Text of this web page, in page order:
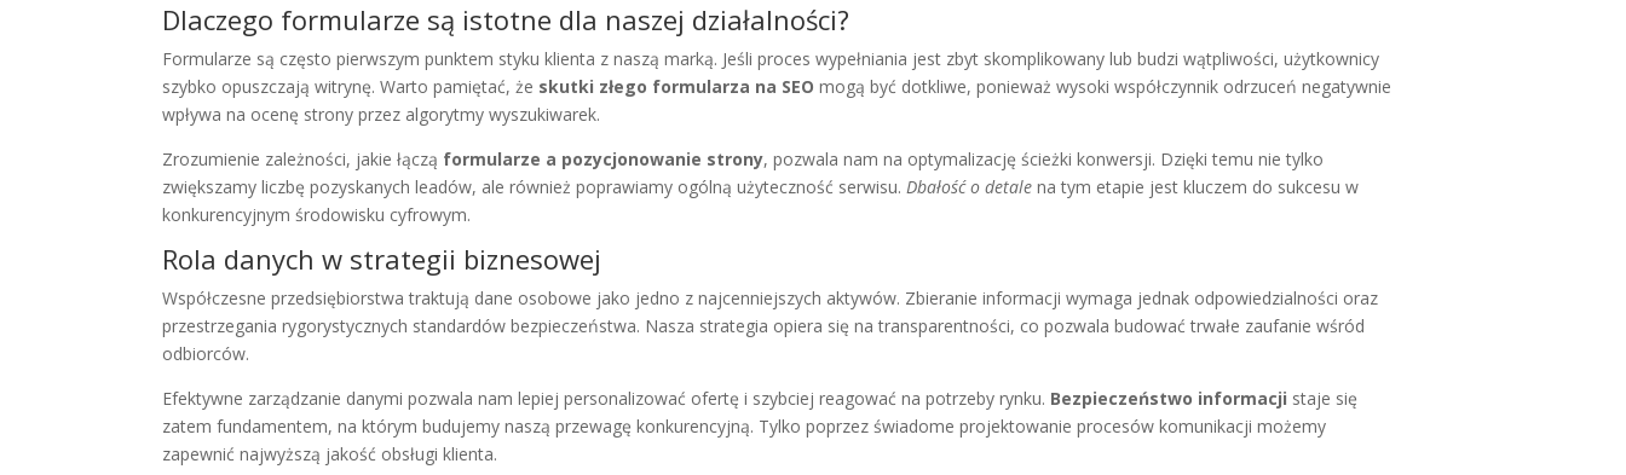
Dlaczego formularze są istotne dla naszej działalności?
Formularze są często pierwszym punktem styku klienta z naszą marką. Jeśli proces wypełniania jest zbyt skomplikowany lub budzi wątpliwości, użytkownicy
szybko opuszczają witrynę. Warto pamiętać, że skutki złego formularza na SEO mogą być dotkliwe, ponieważ wysoki współczynnik odrzuceń negatywnie
wpływa na ocenę strony przez algorytmy wyszukiwarek.
Zrozumienie zależności, jakie łączą formularze a pozycjonowanie strony, pozwala nam na optymalizację ścieżki konwersji. Dzięki temu nie tylko
zwiększamy liczbę pozyskanych leadów, ale również poprawiamy ogólną użyteczność serwisu.Dbałość o detale na tym etapie jest kluczem do sukcesu w
konkurencyjnym środowisku cyfrowym.
Rola danych w strategii biznesowej
Współczesne przedsiębiorstwa traktują dane osobowe jako jedno z najcenniejszych aktywów. Zbieranie informacji wymaga jednak odpowiedzialności oraz
przestrzegania rygorystycznych standardów bezpieczeństwa. Nasza strategia opiera się na transparentności, co pozwala budować trwałe zaufanie wśród
odbiorców.
Efektywne zarządzanie danymi pozwala nam lepiej personalizować ofertę i szybciej reagować na potrzeby rynku. Bezpieczeństwo informacji staje się
zatem fundamentem, na którym budujemy naszą przewagę konkurencyjną. Tylko poprzez świadome projektowanie procesów komunikacji możemy
zapewnić najwyższą jakość obsługi klienta.